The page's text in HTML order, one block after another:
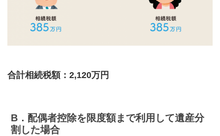
合計相続税額：2,120万円
B．配偶者控除を限度額まで利用して遺産分
割した場合